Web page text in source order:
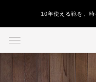
10年使える鞄を、